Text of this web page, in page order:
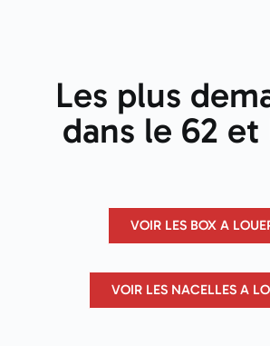
Les plus
dans le 62 et
VOIR LES BOX A
VOIR LES NACELLES A